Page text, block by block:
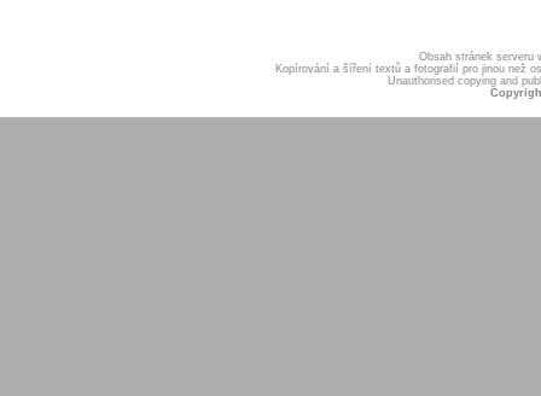
Obsah stránek serveru
Kopírování a šíření textů a fotografií pro jinou než
Unauthorised copying and